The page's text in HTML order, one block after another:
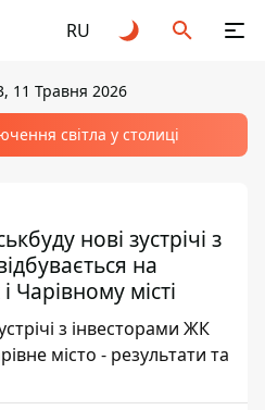
RU
11 Травня 2026
світла у столиці
нові зустрічі з
на
Чарівному місті
з інвесторами ЖК
місто - результати та